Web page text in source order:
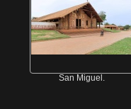
San Miguel.